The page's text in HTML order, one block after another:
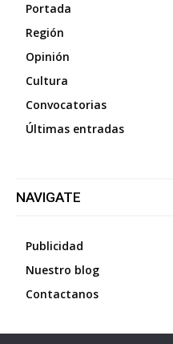
Portada
Región
Opinión
Cultura
Convocatorias
Últimas entradas
NAVIGATE
Publicidad
Nuestro blog
Contactanos